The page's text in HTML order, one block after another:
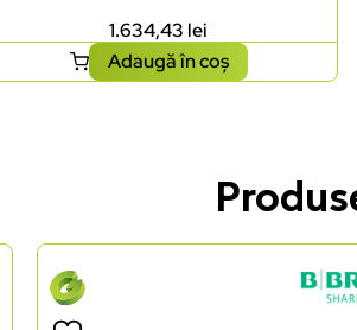
1.634,43 lei
Adaugă în coș